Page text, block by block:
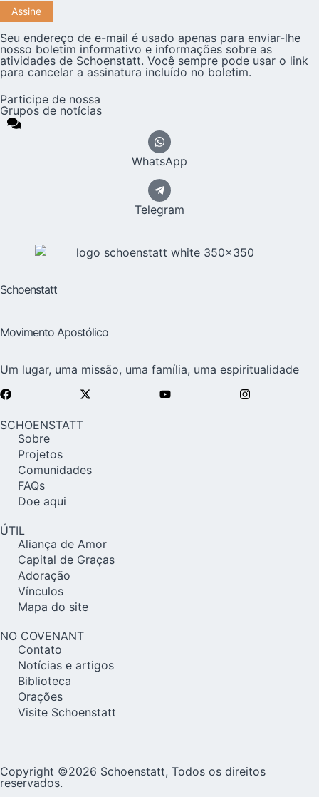
Seu endereço de e-mail é usado apenas para enviar-lhe
nosso boletim informativo e informações sobre as
atividades de Schoenstatt. Você sempre pode usar o link
para cancelar a assinatura incluído no boletim.
Participe de nossa
Grupos de notícias
WhatsApp
Telegram
Schoenstatt
Movimento Apostólico
Um lugar, uma missão, uma família, uma espiritualidade
SCHOENSTATT
Sobre
Projetos
Comunidades
FAQs
Doe aqui
ÚTIL
Aliança de Amor
Capital de Graças
Adoração
Vínculos
Mapa do site
NO COVENANT
Contato
Notícias e artigos
Biblioteca
Orações
Visite Schoenstatt
Copyright ©2026 Schoenstatt, Todos os direitos
reservados.